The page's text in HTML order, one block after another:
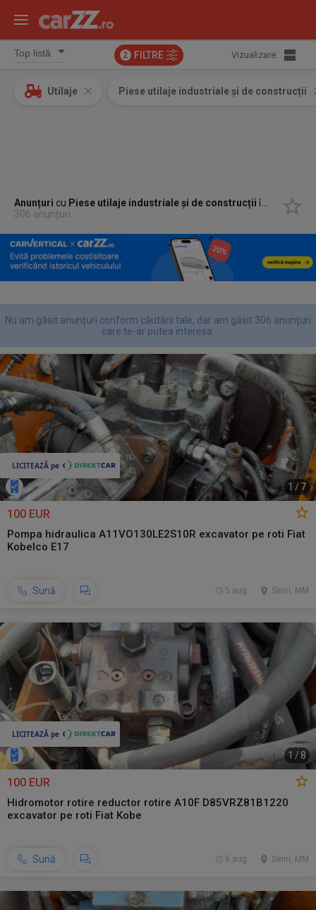
2 FILTRE Vizualizare:
Utilaje Piese utilaje industriale și de construcții
Anunțuri cu Piese utilaje industriale și de construcțiiîn
Huedin,
306 anunțuri
Nu am găsit anunțuri conform căutării tale, dar am găsit 306 anunțuri
care te-ar putea interesa.
1 / 7
100 EUR
Pompa hidraulica A11VO130LE2S10R excavator pe roti Fiat
Kobelco E17
Sună Seini, MM
5 aug.
1 /8
100 EUR
Hidromotor rotire reductor rotire A10F D85VRZ81B1220
excavator pe roti Fiat Kobe
Sună Seini, MM
5 aug.